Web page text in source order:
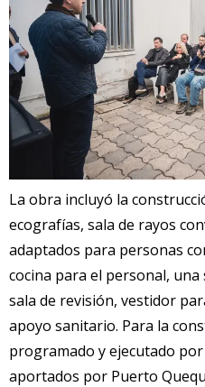
La obra incluyó la
ecografías, sala de rayos
adaptados para personas
cocina para el personal, una
sala de revisión, vestidor
apoyo sanitario. Para la
programado y ejecutado
aportados por Puerto